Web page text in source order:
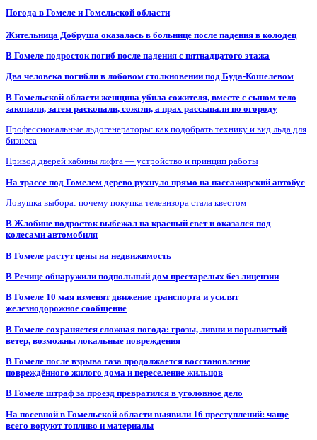
Погода в Гомеле и Гомельской области
Жительница Добруша оказалась в больнице после падения в колодец
В Гомеле подросток погиб после падения с пятнадцатого этажа
Два человека погибли в лобовом столкновении под Буда-Кошелевом
В Гомельской области женщина убила сожителя, вместе с сыном тело
закопали, затем раскопали, сожгли, а прах рассыпали по огороду
Профессиональные льдогенераторы: как подобрать технику и вид льда для
бизнеса
Привод дверей кабины лифта — устройство и принцип работы
На трассе под Гомелем дерево рухнуло прямо на пассажирский автобус
Ловушка выбора: почему покупка телевизора стала квестом
В Жлобине подросток выбежал на красный свет и оказался под
колесами автомобиля
В Гомеле растут цены на недвижимость
В Речице обнаружили подпольный дом престарелых без лицензии
В Гомеле 10 мая изменят движение транспорта и усилят
железнодорожное сообщение
В Гомеле сохраняется сложная погода: грозы, ливни и порывистый
ветер, возможны локальные повреждения
В Гомеле после взрыва газа продолжается восстановление
повреждённого жилого дома и переселение жильцов
В Гомеле штраф за проезд превратился в уголовное дело
На посевной в Гомельской области выявили 16 преступлений: чаще
всего воруют топливо и материалы